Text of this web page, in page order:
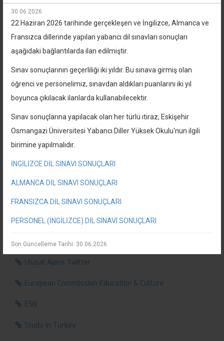
30.06.2026
22 Haziran 2026 tarihinde gerçekleşen ve İngilizce, Almanca ve
Fransızca dillerinde yapılan yabancı dil sınavları sonuçları
aşağıdaki bağlantılarda ilan edilmiştir.
Sınav sonuçlarının geçerliliği iki yıldır. Bu sınava girmiş olan
öğrenci ve personelimiz, sınavdan aldıkları puanlarını iki yıl
boyunca çıkılacak ilanlarda kullanabilecektir.
Sınav sonuçlarına yapılacak olan her türlü itiraz, Eskişehir
Osmangazi Üniversitesi Yabancı Diller Yüksek Okulu'nun ilgili
birimine yapılmalıdır.
İNGİLİZCE DİL SINAVI SONUÇLARI
ALMANCA DİL SINAVI SONUÇLARI
FRANSIZCA DİL SINAVI SONUÇLARI
PERSONEL (İNGİLİZCE) DİL SINAVI SONUÇLARI
Son Güncelleme Tarihi: 30.06.2026
KÜTAHYA DUMLUPINAR ÜNİVERSİTESİ İLE
ORTAK PERSONEL HAFTASI
Sosyal Medya
Hızlı Bağlantılar
Birim Kalite Yönetimi
Ulusal Ajans
Ulusal Ajans Facebook
Ulusal Ajans Twitter
European Commission Education & Culture
ESN
Study in Turkey